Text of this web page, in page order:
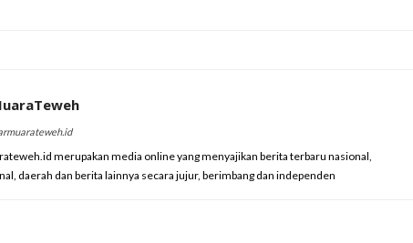
merupakan media online yang menyajikan berita terbaru nasional,
daerah dan berita lainnya secara jujur, berimbang dan independen